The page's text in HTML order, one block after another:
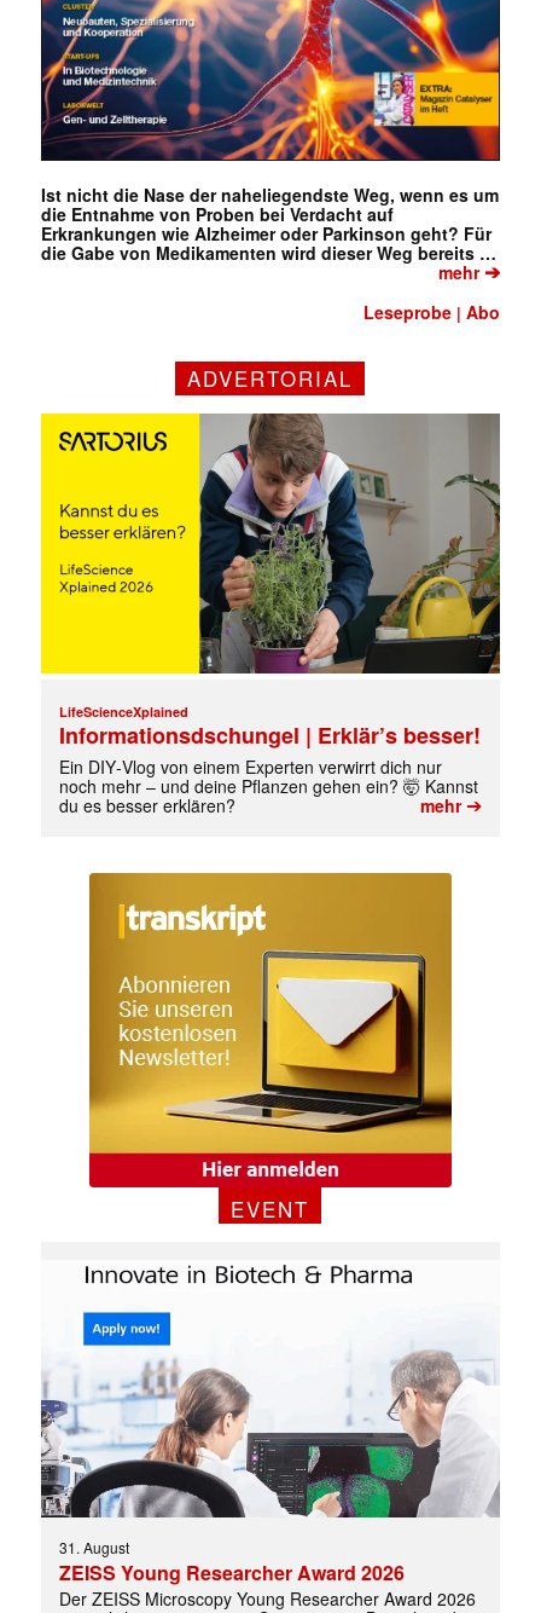
Ist nicht die Nase der naheliegendste Weg, wenn es um
die Entnahme von Proben bei Verdacht auf
Erkrankungen wie Alzheimer oder Parkinson geht? Für
die Gabe von Medikamenten wird dieser Weg bereits …
mehr➔
Leseprobe |Abo
ADVERTORIAL
LifeScienceXplained
Informationsdschungel | Erklär’s besser!
Ein DIY‑Vlog von einem Experten verwirrt dich nur
noch mehr – und deine Pflanzen gehen ein? 🤯 Kannst
du es besser erklären?
mehr➔
EVENT
31. August
ZEISS Young Researcher Award 2026
Der ZEISS Microscopy Young Researcher Award 2026